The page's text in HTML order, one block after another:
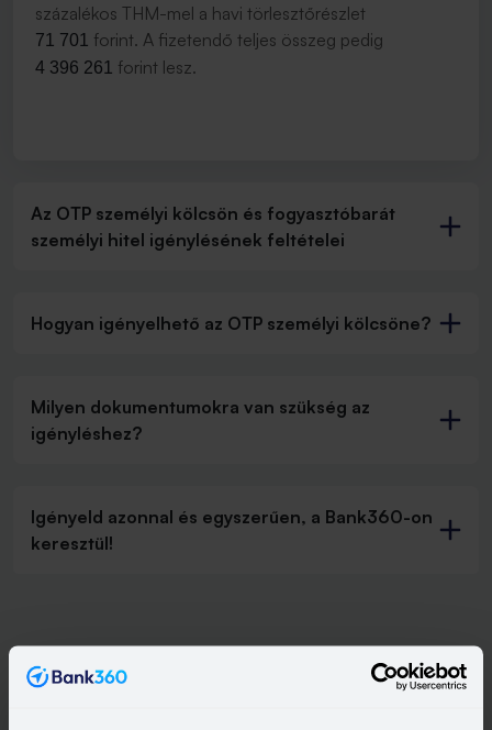
százalékos THM-mel a havi törlesztőrészlet
71 701 forint. A fizetendő teljes összeg pedig
4 396 261 forint lesz.
Az OTP személyi kölcsön és fogyasztóbarát
személyi hitel igénylésének feltételei
Hogyan igényelhető az OTP személyi kölcsöne?
Milyen dokumentumokra van szükség az
igényléshez?
Igényeld azonnal és egyszerűen, a Bank360-on
keresztül!
OTP személyi kölcsön hírek